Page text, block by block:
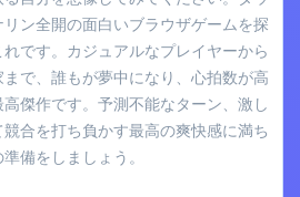
ン全開の面白いブラウザゲームを探
です。カジュアルなプレイヤーから
で、誰もが夢中になり、心拍数が高
傑作です。予測不能なターン、激し
合を打ち負かす最高の爽快感に満ち
備をしましょう。